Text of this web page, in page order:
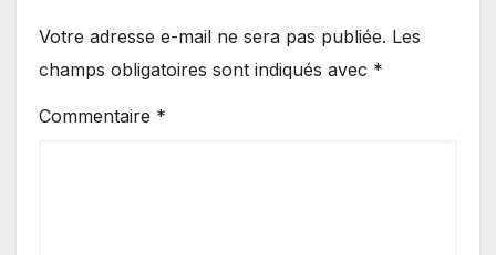
Votre adresse e-mail ne sera pas publiée. Les
champs obligatoires sont indiqués avec *
Commentaire *